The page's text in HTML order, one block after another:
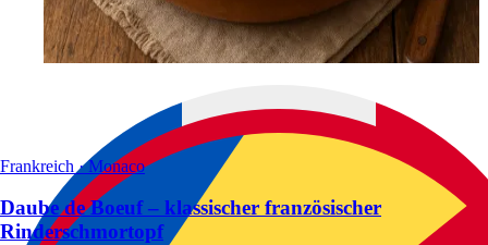
Frankreich · Monaco
Daube de Boeuf – klassischer französischer
Rinderschmortopf